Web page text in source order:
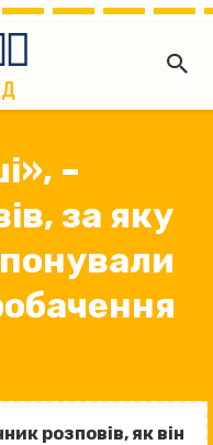
–
за яку
розповів, як він